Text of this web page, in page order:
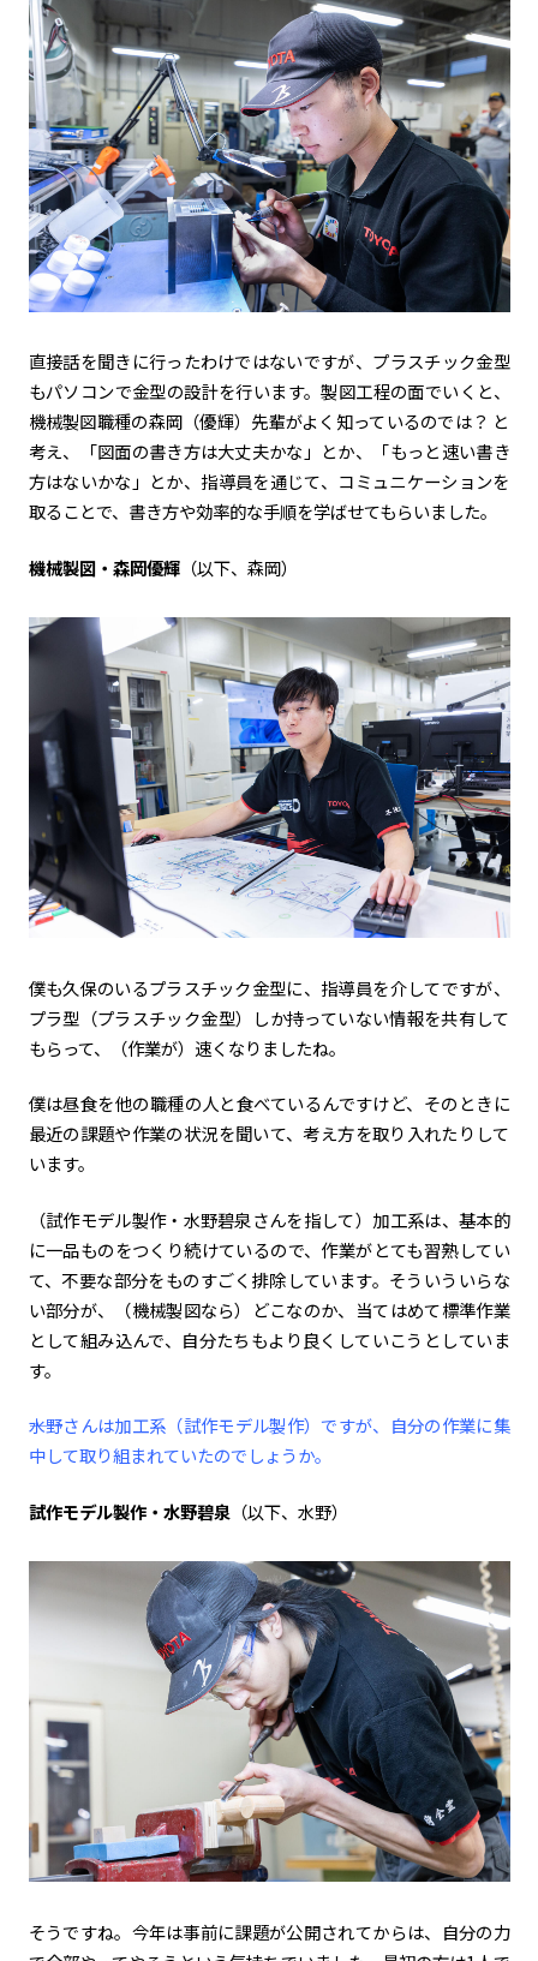
直接話を聞きに行ったわけではないですが、プラスチック金型
もパソコンで金型の設計を行います。製図工程の面でいくと、
機械製図職種の森岡（優輝）先輩がよく知っているのでは？ と
考え、「図面の書き方は大丈夫かな」とか、「もっと速い書き
方はないかな」とか、指導員を通じて、コミュニケーションを
取ることで、書き方や効率的な手順を学ばせてもらいました。
機械製図・森岡優輝（以下、森岡）
僕も久保のいるプラスチック金型に、指導員を介してですが、
プラ型（プラスチック金型）しか持っていない情報を共有して
もらって、（作業が）速くなりましたね。
僕は昼食を他の職種の人と食べているんですけど、そのときに
最近の課題や作業の状況を聞いて、考え方を取り入れたりして
います。
（試作モデル製作・水野碧泉さんを指して）加工系は、基本的
に一品ものをつくり続けているので、作業がとても習熟してい
て、不要な部分をものすごく排除しています。そういういらな
い部分が、（機械製図なら）どこなのか、当てはめて標準作業
として組み込んで、自分たちもより良くしていこうとしていま
す。
――水野さんは加工系（試作モデル製作）ですが、自分の作業に集
中して取り組まれていたのでしょうか。
試作モデル製作・水野碧泉 （以下、水野）
そうですね。今年は事前に課題が公開されてからは、自分の力